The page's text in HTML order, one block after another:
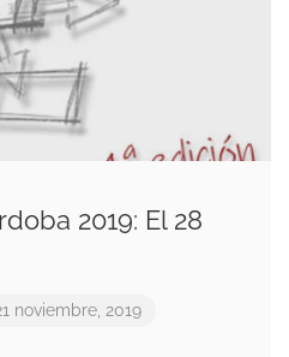
2019: El 28
noviembre, 2019